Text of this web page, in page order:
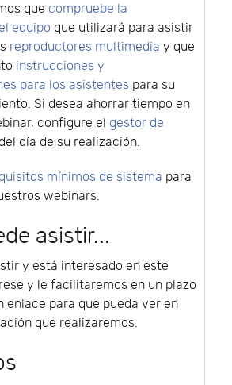
que compruebe la
equipo que utilizará para asistir
reproductores multimedia y que
instrucciones y
para los asistentes para su
Si desea ahorrar tiempo en
configure el gestor de
día de su realización.
mínimos de sistema para
webinars.
asistir...
y está interesado en este
y le facilitaremos en un plazo
enlace para que pueda ver en
que realizaremos.